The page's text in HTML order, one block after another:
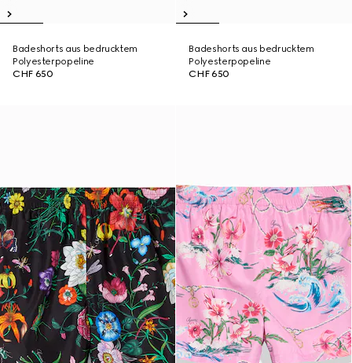
Badeshorts aus bedrucktem
Polyesterpopeline
CHF 650
Badeshorts aus bedrucktem
Polyesterpopeline
CHF 650